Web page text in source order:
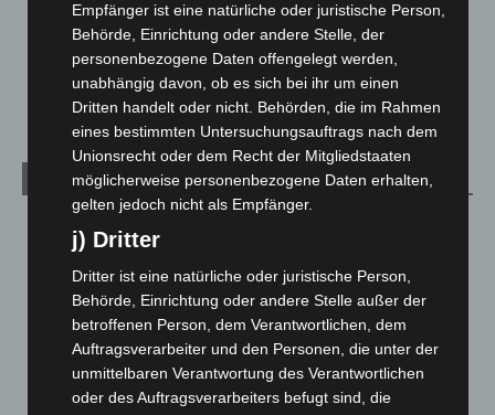
Über uns
Veranstaltungen
Archiv
August 2026
Juni 2026(139)
Mai 2026(99)
April 2026(99)
März 2026(115)
Empfänger ist eine natürliche oder juristische Person,
Behörde, Einrichtung oder andere Stelle, der
personenbezogene Daten offengelegt werden,
unabhängig davon, ob es sich bei ihr um einen
Dritten handelt oder nicht. Behörden, die im Rahmen
eines bestimmten Untersuchungsauftrags nach dem
Unionsrecht oder dem Recht der Mitgliedstaaten
möglicherweise personenbezogene Daten erhalten,
gelten jedoch nicht als Empfänger.
j) Dritter
Dritter ist eine natürliche oder juristische Person,
Behörde, Einrichtung oder andere Stelle außer der
betroffenen Person, dem Verantwortlichen, dem
Auftragsverarbeiter und den Personen, die unter der
unmittelbaren Verantwortung des Verantwortlichen
oder des Auftragsverarbeiters befugt sind, die